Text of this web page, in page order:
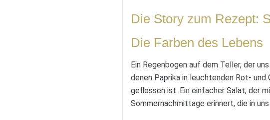
Die Story zum Rezept:
Die Farben des Lebens
Ein Regenbogen auf dem Teller, der
denen Paprika in leuchtenden Rot-
geflossen ist. Ein einfacher Salat, der
Sommernachmittage erinnert, die in